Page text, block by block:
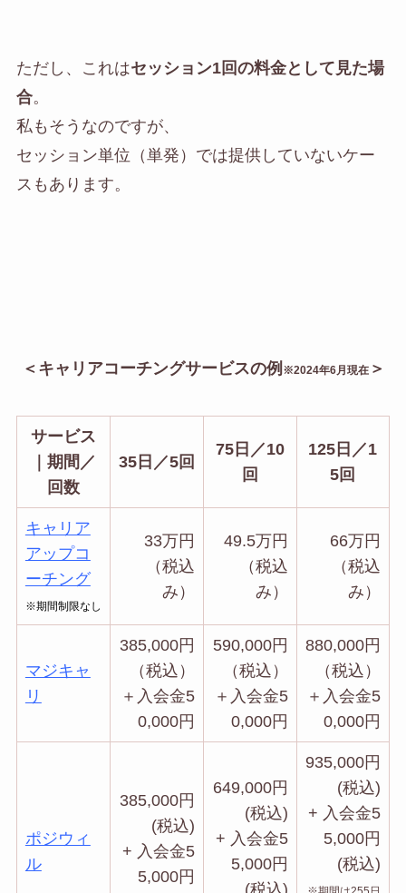
ただし、これはセッション1回の料金として見た場
合。
私もそうなのですが、
セッション単位（単発）では提供していないケー
スもあります。
＜キャリアコーチングサービスの例 ※2024年6月現在＞
サービス
｜期間／
回数
35日／5回
75日／10
回
125日／1
5回
キャリア
アップコ
ーチング
※期間制限なし
33万円
（税込
み）
49.5万円
（税込
み）
66万円
（税込
み）
マジキャ
リ
385,000円
（税込）
＋入会金5
0,000円
590,000円
（税込）
＋入会金5
0,000円
880,000円
（税込）
＋入会金5
0,000円
ポジウィ
ル
385,000円
(税込)
+ 入会金5
5,000円
649,000円
(税込)
+ 入会金5
5,000円
(税込)
935,000円
(税込)
+ 入会金5
5,000円
(税込)